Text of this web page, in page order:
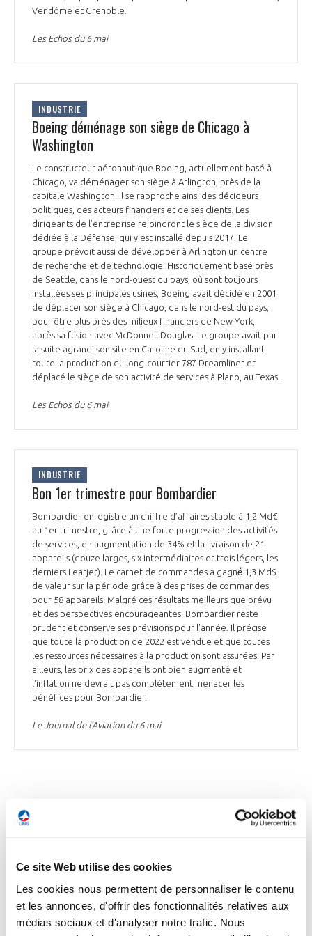
Ce site Web utilise des cookies
Les cookies nous permettent de personnaliser le contenu
et les annonces, d'offrir des fonctionnalités relatives aux
médias sociaux et d'analyser notre trafic. Nous
Vendôme et Grenoble.
Les Echos du 6 mai
INDUSTRIE
Boeing déménage son siège de Chicago à
Washington
Le constructeur aéronautique Boeing, actuellement basé à
Chicago, va déménager son siège à Arlington, près de la
capitale Washington. Il se rapproche ainsi des décideurs
politiques, des acteurs financiers et de ses clients. Les
dirigeants de l'entreprise rejoindront le siège de la division
dédiée à la Défense, qui y est installé depuis 2017. Le
groupe prévoit aussi de développer à Arlington un centre
de recherche et de technologie. Historiquement basé près
de Seattle, dans le nord-ouest du pays, où sont toujours
installées ses principales usines, Boeing avait décidé en 2001
de déplacer son siège à Chicago, dans le nord-est du pays,
pour être plus près des milieux financiers de New-York,
après sa fusion avec McDonnell Douglas. Le groupe avait par
la suite agrandi son site en Caroline du Sud, en y installant
toute la production du long-courrier 787 Dreamliner et
déplacé le siège de son activité de services à Plano, au Texas.
Les Echos du 6 mai
INDUSTRIE
Bon 1er trimestre pour Bombardier
Bombardier enregistre un chiffre d’affaires stable à 1,2 Md€
au 1er trimestre, grâce à une forte progression des activités
de services, en augmentation de 34% et la livraison de 21
appareils (douze larges, six intermédiaires et trois légers, les
derniers Learjet). Le carnet de commandes a gagné́ 1,3 Md$
de valeur sur la période grâce à des prises de commandes
pour 58 appareils. Malgré ces résultats meilleurs que prévu
et des perspectives encourageantes, Bombardier reste
prudent et conserve ses prévisions pour l'année. Il précise
que toute la production de 2022 est vendue et que toutes
les ressources nécessaires à la production sont assurées. Par
ailleurs, les prix des appareils ont bien augmenté et
l'inflation ne devrait pas complétement menacer les
bénéfices pour Bombardier.
Le Journal de l’Aviation du 6 mai
DÉFENSE
DÉFENSE
Le ministère des Armées passe une nouvelle
commande de 21 nacelles Talios à Thales
Le ministère des Armées a annoncé dans un communiqué